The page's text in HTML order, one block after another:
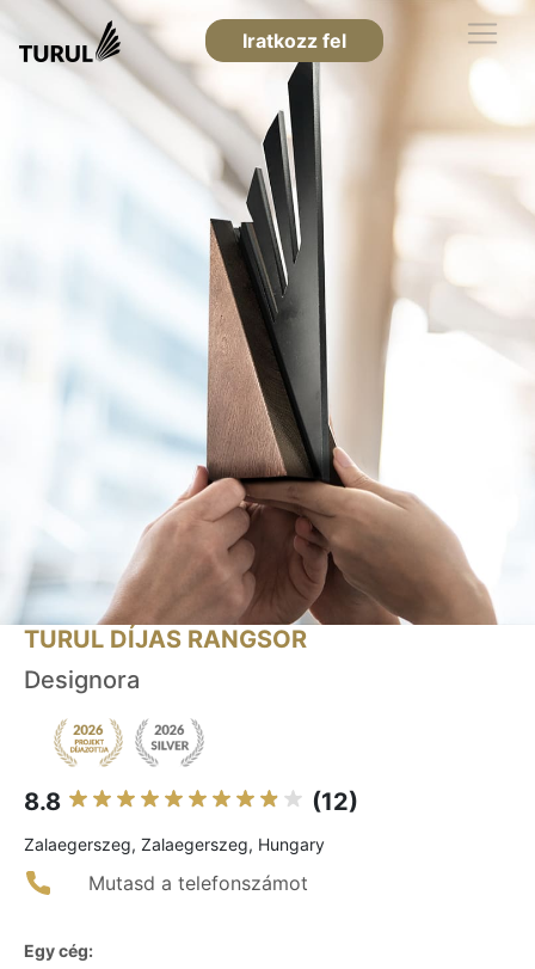
Iratkozz fel
TURUL DÍJAS RANGSOR
Designora
8.8 (12)
Zalaegerszeg, Zalaegerszeg, Hungary
Mutasd a telefonszámot
Egy cég: